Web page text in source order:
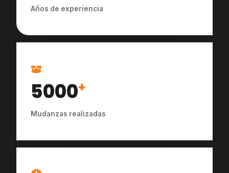
Años de experiencia
5000+
Mudanzas realizadas